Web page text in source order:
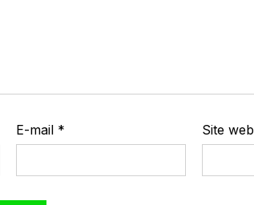
E-mail * Site web